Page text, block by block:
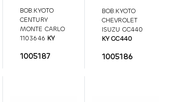
BOB.KYOTO
CENTURY
MONTE CARLO
1103646 KY
1005187
BOB.KYOTO
CHEVROLET
ISUZU GC440
KY GC440
1005186